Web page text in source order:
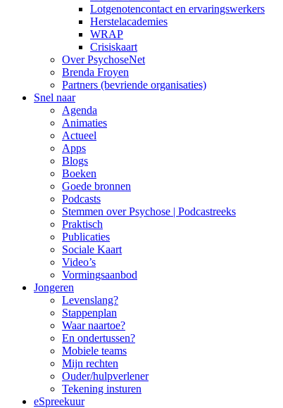
Lotgenotencontact en ervaringswerkers
Herstelacademies
WRAP
Crisiskaart
Over PsychoseNet
Brenda Froyen
Partners (bevriende organisaties)
Snel naar
Agenda
Animaties
Actueel
Apps
Blogs
Boeken
Goede bronnen
Podcasts
Stemmen over Psychose | Podcastreeks
Praktisch
Publicaties
Sociale Kaart
Video’s
Vormingsaanbod
Jongeren
Levenslang?
Stappenplan
Waar naartoe?
En ondertussen?
Mobiele teams
Mijn rechten
Ouder/hulpverlener
Tekening insturen
eSpreekuur